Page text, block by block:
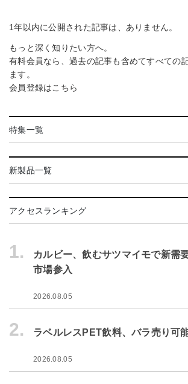
1年以内に公開された記事は、ありません。
もっと深く知りたい方へ。
有料会員なら、過去の記事も含めてすべての
ます。
会員登録はこちら
特集一覧
新製品一覧
アクセスランキング
1.
カルビー、飲むサツマイモで新需
市場参入
2026.08.05
2. ラベルレスPET飲料、バラ売り可
2026.08.05